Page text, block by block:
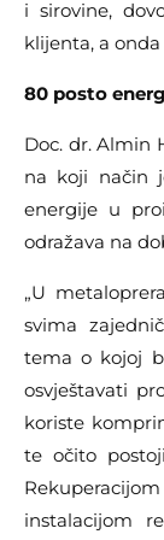
i sirovine,
klijenta, a
80 posto
Doc. dr. Almin
na koji način
energije u
odražava na
„U
svima
tema o kojoj
osvještavati
koriste
te očito
instalacijom